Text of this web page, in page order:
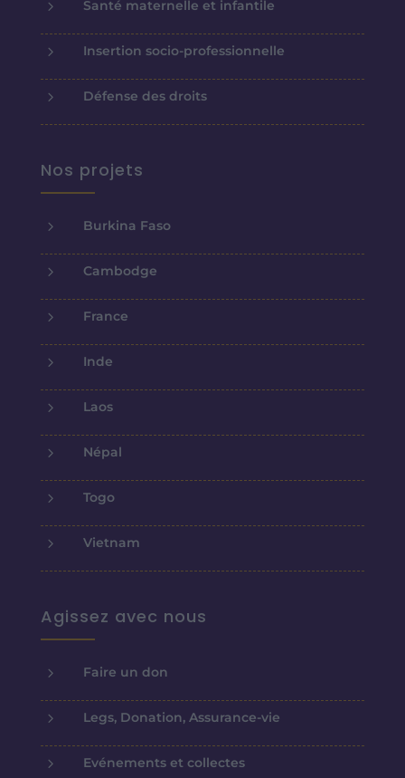
5 Santé maternelle et infantile
5 Insertion socio-professionnelle
5 Défense des droits
Nos projets
5 Burkina Faso
5 Cambodge
5 France
5 Inde
5 Laos
5 Népal
5 Togo
5 Vietnam
Agissez avec nous
5 Faire un don
5 Legs, Donation, Assurance-vie
5 Evénements et collectes